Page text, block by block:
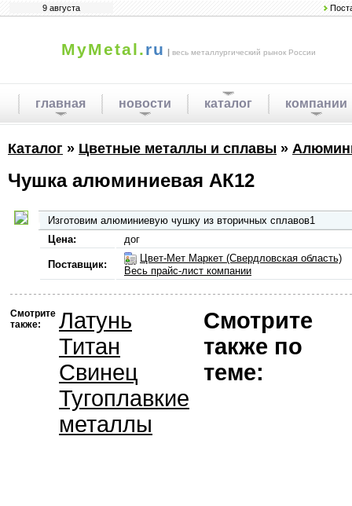
9 августа
MyMetal.ru | весь металлургический рынок России
главная новости каталог компании
Каталог » Цветные металлы и сплавы »
Чушка алюминиевая АК12
Изготовим алюминиевую чушку из вторичных сплавов1
Цена:
дог
Поставщик:
Цвет-Мет Маркет (Свердловская область)
Весь прайс-лист компании
Смотрите
также:
Латунь
Титан
Свинец
Тугоплавкие
металлы
Смотрите
также по
теме: